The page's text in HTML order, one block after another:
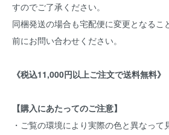
すのでご了承ください。
同梱発送の場合も宅配便に変更となるこ
前にお問い合わせください。
《税込11,000円以上ご注文で送料無料》
【購入にあたってのご注意】
・ご覧の環境により実際の色と異なって